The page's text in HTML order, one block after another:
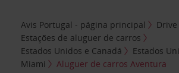
Avis Portugal - página principal
Drive
Estações de aluguer de carros
Estados Unidos e Canadá
Estados
Miami
Aluguer de carros Aventura